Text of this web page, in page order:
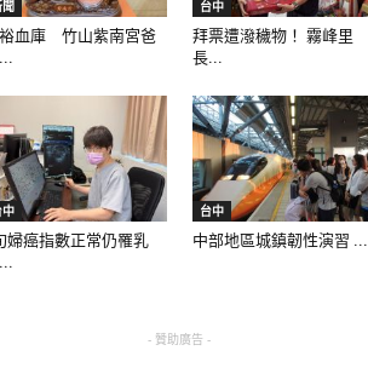
血庫 竹山紫南宮爸
台中
拜票遭潑穢物！ 霧峰里
長...
婦癌指數正常仍罹乳
台中
中部地區城鎮韌性演習 ...
- 贊助廣告 -